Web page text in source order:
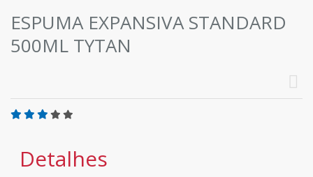
ESPUMA EXPANSIVA STANDARD
500ML TYTAN
Detalhes